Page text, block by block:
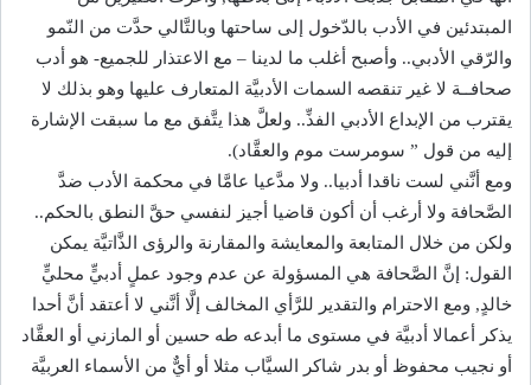
المبتدئين في الأدب بالدّخول إلى ساحتها وبالتَّالي حدَّت من النّمو
والرّقي الأدبي.. وأصبح أغلب ما لدينا – مع الاعتذار للجميع- هو أدب
صحافــة لا غير تنقصه السمات الأدبيَّة المتعارف عليها وهو بذلك لا
يقترب من الإبداع الأدبي الفذِّ.. ولعلَّ هذا يتَّفق مع ما سبقت الإشارة
إليه من قول ” سومرست موم والعقَّاد).
ومع أنَّني لست ناقدا أدبيا.. ولا مدَّعيا عامَّا في محكمة الأدب ضدَّ
الصَّحافة ولا أرغب أن أكون قاضيا أجيز لنفسي حقَّ النطق بالحكم..
ولكن من خلال المتابعة والمعايشة والمقارنة والرؤى الذَّاتيَّة يمكن
القول: إنَّ الصَّحافة هي المسؤولة عن عدم وجود عملٍ أدبيٍّ محليٍّ
خالدٍ, ومع الاحترام والتقدير للرَّأي المخالف إلَّا أنَّني لا أعتقد أنَّ أحدا
يذكر أعمالا أدبيَّة في مستوى ما أبدعه طه حسين أو المازني أو العقَّاد
أو نجيب محفوظ أو بدر شاكر السيَّاب مثلا أو أيٌّ من الأسماء العربيَّة